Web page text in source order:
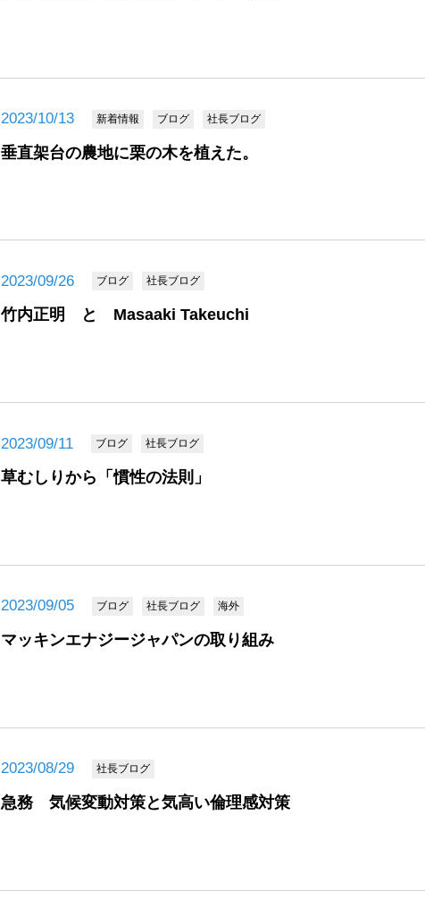
2023/10/13 新着情報 ブログ 社長ブログ
垂直架台の農地に栗の木を植えた。
2023/09/26 ブログ 社長ブログ
竹内正明 と Masaaki Takeuchi
2023/09/11 ブログ 社長ブログ
草むしりから「慣性の法則」
2023/09/05 ブログ 社長ブログ 海外
マッキンエナジージャパンの取り組み
2023/08/29 社長ブログ
急務 気候変動対策と気高い倫理感対策